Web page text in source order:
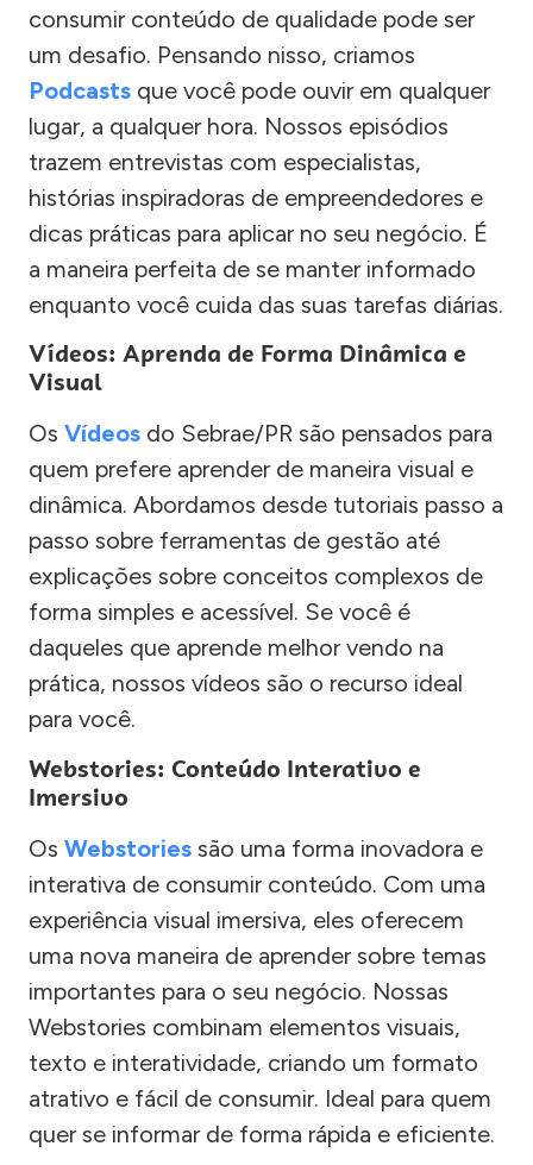
consumir conteúdo de qualidade pode ser
um desafio. Pensando nisso, criamos
Podcasts que você pode ouvir em qualquer
lugar, a qualquer hora. Nossos episódios
trazem entrevistas com especialistas,
histórias inspiradoras de empreendedores e
dicas práticas para aplicar no seu negócio. É
a maneira perfeita de se manter informado
enquanto você cuida das suas tarefas diárias.
Vídeos: Aprenda de Forma Dinâmica e
Visual
Os Vídeos do Sebrae/PR são pensados para
quem prefere aprender de maneira visual e
dinâmica. Abordamos desde tutoriais passo a
passo sobre ferramentas de gestão até
explicações sobre conceitos complexos de
forma simples e acessível. Se você é
daqueles que aprende melhor vendo na
prática, nossos vídeos são o recurso ideal
para você.
Webstories: Conteúdo Interativo e
Imersivo
Os Webstories são uma forma inovadora e
interativa de consumir conteúdo. Com uma
experiência visual imersiva, eles oferecem
uma nova maneira de aprender sobre temas
importantes para o seu negócio. Nossas
Webstories combinam elementos visuais,
texto e interatividade, criando um formato
atrativo e fácil de consumir. Ideal para quem
quer se informar de forma rápida e eficiente.